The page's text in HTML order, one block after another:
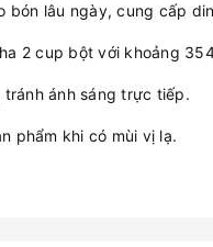
bón lâu ngày, cung cấp
2 cup bột với khoảng
ánh sáng trực tiếp.
phẩm khi có mùi vị lạ.